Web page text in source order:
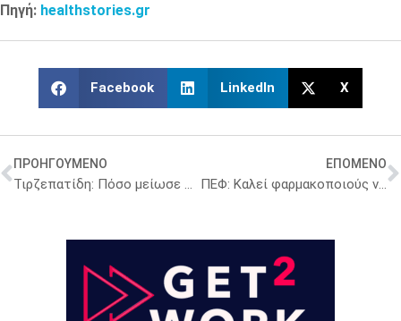
Πηγή: healthstories.gr
Facebook LinkedIn X
ΠΡΟΗΓΟΥΜΕΝΟ
Τιρζεπατίδη: Πόσο μείωσε σωματικό βάρος και λίπος σε Έλληνες ασθενείς [μελέτες]
ΕΠΟΜΕΝΟ
ΠΕΦ: Καλεί φαρμακοποιούς να γίνουν εκπαιδευτές σε ΣΑΕΚ